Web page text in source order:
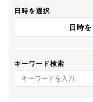
日時を選択
日時
キーワード検索
キーワード検索